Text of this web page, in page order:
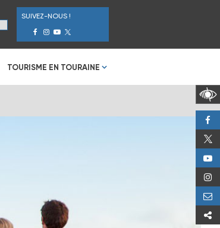
SUIVEZ-NOUS !
TOURISME EN TOURAINE